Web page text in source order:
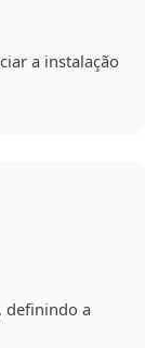
a instalação
definindo a